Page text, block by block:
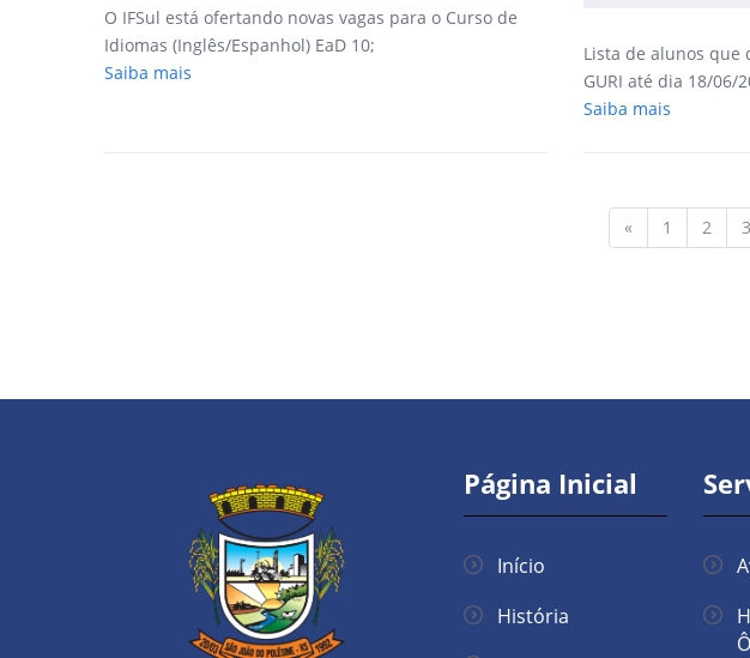
O IFSul está ofertando novas vagas para o Curso de
Idiomas (Inglês/Espanhol) EaD 10;
Saiba mais
Lista de alunos que
GURI até dia 18/06/
Saiba mais
« 1 2 3
Página Inicial
Início
História